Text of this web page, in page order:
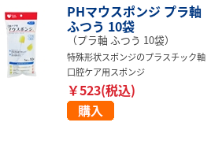
PHマウスポンジ プラ軸
ふつう 10袋
（プラ軸 ふつう 10袋）
特殊形状スポンジのプラスチック軸
口腔ケア用スポンジ
￥523(税込)